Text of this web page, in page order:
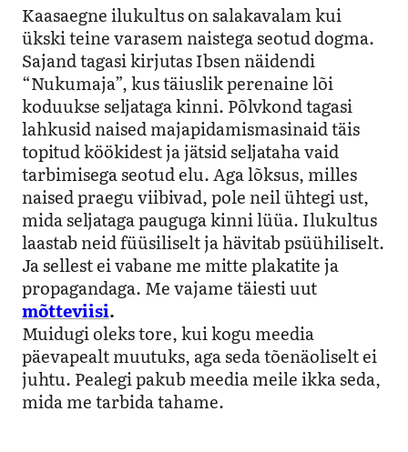
Kaasaegne ilukultus on salakavalam kui
ükski teine varasem naistega seotud dogma.
Sajand tagasi kirjutas Ibsen näidendi
“Nukumaja”, kus täiuslik perenaine lõi
koduukse seljataga kinni. Põlvkond tagasi
lahkusid naised majapidamismasinaid täis
topitud köökidest ja jätsid seljataha vaid
tarbimisega seotud elu. Aga lõksus, milles
naised praegu viibivad, pole neil ühtegi ust,
mida seljataga pauguga kinni lüüa. Ilukultus
laastab neid füüsiliselt ja hävitab psüühiliselt.
Ja sellest ei vabane me mitte plakatite ja
propagandaga. Me vajame täiesti uut
mõtteviisi.
Muidugi oleks tore, kui kogu meedia
päevapealt muutuks, aga seda tõenäoliselt ei
juhtu. Pealegi pakub meedia meile ikka seda,
mida me tarbida tahame.